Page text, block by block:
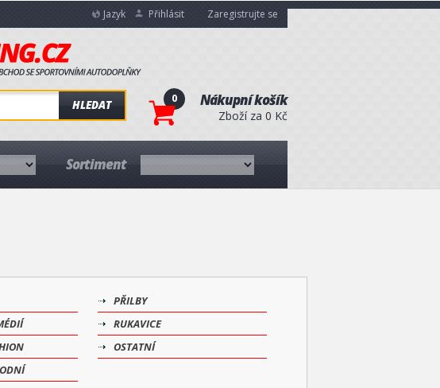
Jazyk Přihlásit Zaregistrujte se
HLEDAT 0 Nákupní košík
Zboží za 0 Kč
Sortiment
PŘILBY
RUKAVICE
OSTATNÍ